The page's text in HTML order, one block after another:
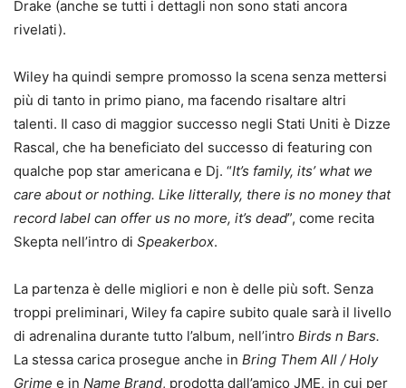
Drake (anche se tutti i dettagli non sono stati ancora
rivelati).
Wiley ha quindi sempre promosso la scena senza mettersi
più di tanto in primo piano, ma facendo risaltare altri
talenti. Il caso di maggior successo negli Stati Uniti è Dizze
Rascal, che ha beneficiato del successo di featuring con
qualche pop star americana e Dj. “It’s family, its’ what we
care about or nothing. Like litterally, there is no money that
record label can offer us no more, it’s dead”, come recita
Skepta nell’intro di Speakerbox.
La partenza è delle migliori e non è delle più soft. Senza
troppi preliminari, Wiley fa capire subito quale sarà il livello
di adrenalina durante tutto l’album, nell’intro Birds n Bars.
La stessa carica prosegue anche in Bring Them All / Holy
Grime e in Name Brand, prodotta dall’amico JME, in cui per